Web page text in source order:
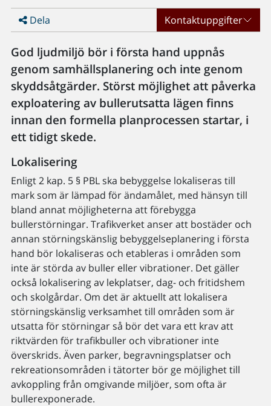
Dela Kontaktuppgifter
God ljudmiljö bör i första hand uppnås
genom samhällsplanering och inte genom
skyddsåtgärder. Störst möjlighet att påverka
exploatering av bullerutsatta lägen finns
innan den formella planprocessen startar, i
ett tidigt skede.
Lokalisering
Enligt 2 kap. 5 § PBL ska bebyggelse lokaliseras till
mark som är lämpad för ändamålet, med hänsyn till
bland annat möjligheterna att förebygga
bullerstörningar. Trafikverket anser att bostäder och
annan störningskänslig bebyggelseplanering i första
hand bör lokaliseras och etableras i områden som
inte är störda av buller eller vibrationer. Det gäller
också lokalisering av lekplatser, dag- och fritidshem
och skolgårdar. Om det är aktuellt att lokalisera
störningskänslig verksamhet till områden som är
utsatta för störningar så bör det vara ett krav att
riktvärden för trafikbuller och vibrationer inte
överskrids. Även parker, begravningsplatser och
rekreationsområden i tätorter bör ge möjlighet till
avkoppling från omgivande miljöer, som ofta är
bullerexponerade.